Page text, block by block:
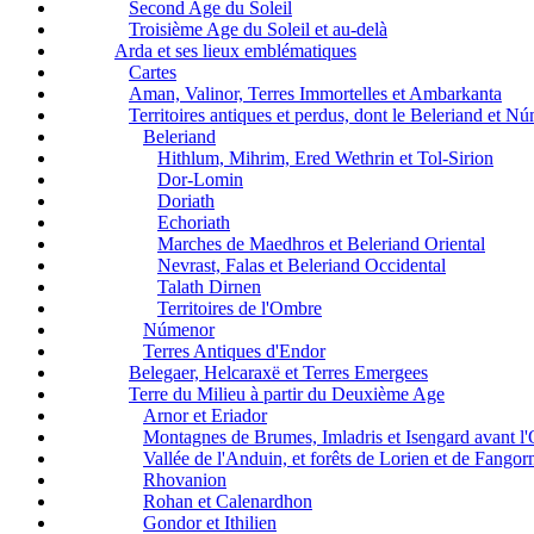
Second Age du Soleil
Troisième Age du Soleil et au-delà
Arda et ses lieux emblématiques
Cartes
Aman, Valinor, Terres Immortelles et Ambarkanta
Territoires antiques et perdus, dont le Beleriand et
Beleriand
Hithlum, Mihrim, Ered Wethrin et Tol-Sirion
Dor-Lomin
Doriath
Echoriath
Marches de Maedhros et Beleriand Oriental
Nevrast, Falas et Beleriand Occidental
Talath Dirnen
Territoires de l'Ombre
Númenor
Terres Antiques d'Endor
Belegaer, Helcaraxë et Terres Emergees
Terre du Milieu à partir du Deuxième Age
Arnor et Eriador
Montagnes de Brumes, Imladris et Isengard avant
Vallée de l'Anduin, et forêts de Lorien et de
Rhovanion
Rohan et Calenardhon
Gondor et Ithilien